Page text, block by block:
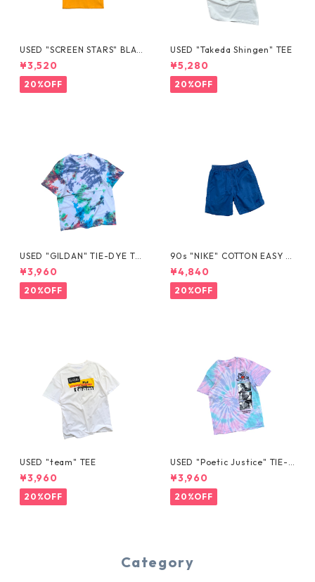
USED "SCREEN STARS" BLAN
K TEE
¥3,520
20%OFF
USED "Takeda Shingen" TEE
¥5,280
20%OFF
USED "GILDAN" TIE-DYE TE
E
¥3,960
20%OFF
90s "NIKE" COTTON EASY S
HORTS
¥4,840
20%OFF
USED "team" TEE
¥3,960
20%OFF
USED "Poetic Justice" TIE-D
YE TEE
¥3,960
20%OFF
Category